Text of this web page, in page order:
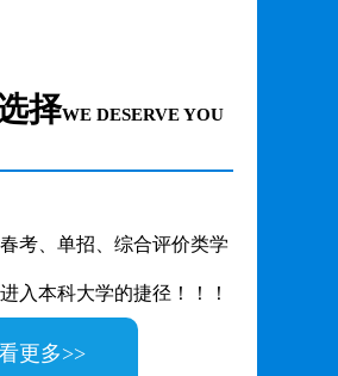
择WE DESERVE YOU
考、单招、综合评价类学
入本科大学的捷径！！！
更多>>